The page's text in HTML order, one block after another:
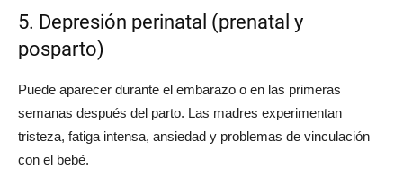
5. Depresión perinatal (prenatal y
posparto)
Puede aparecer durante el embarazo o en las primeras
semanas después del parto. Las madres experimentan
tristeza, fatiga intensa, ansiedad y problemas de vinculación
con el bebé.